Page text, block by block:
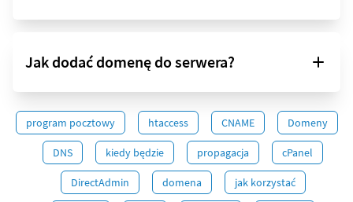
Jak dodać domenę do serwera?
program pocztowy htaccess CNAME Domeny
DNS kiedy będzie propagacja cPanel
DirectAdmin domena jak korzystać